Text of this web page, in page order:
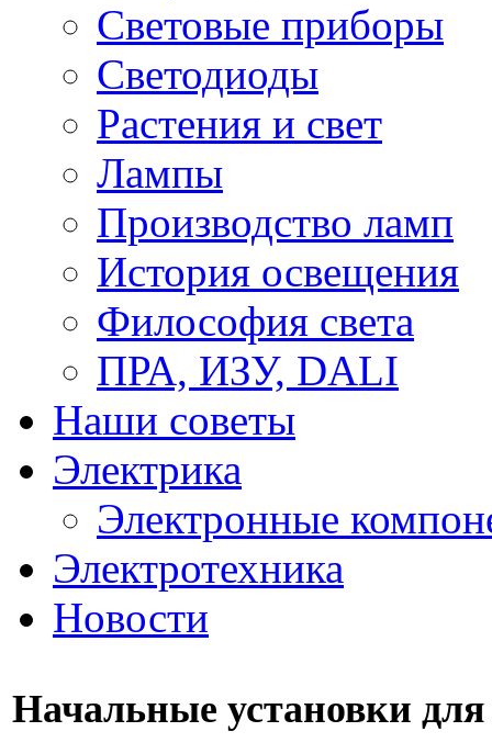
Световые приборы
Светодиоды
Растения и свет
Лампы
Производство ламп
История освещения
Философия света
ПРА, ИЗУ, DALI
Наши советы
Электрика
Электронные
Электротехника
Новости
Начальные установки